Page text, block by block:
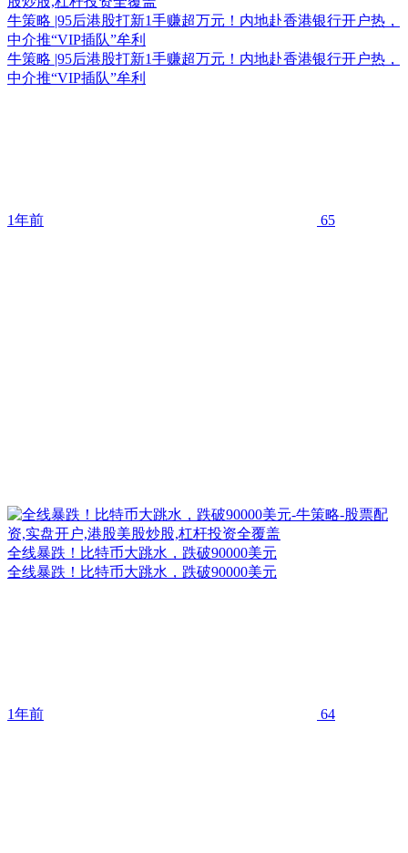
牛策略 |95后港股打新1手赚超万元！内地赴香港银行开户热，
中介推“VIP插队”牟利
牛策略 |95后港股打新1手赚超万元！内地赴香港银行开户热，
中介推“VIP插队”牟利
1年前 65
全线暴跌！比特币大跳水，跌破90000美元
全线暴跌！比特币大跳水，跌破90000美元
1年前 64